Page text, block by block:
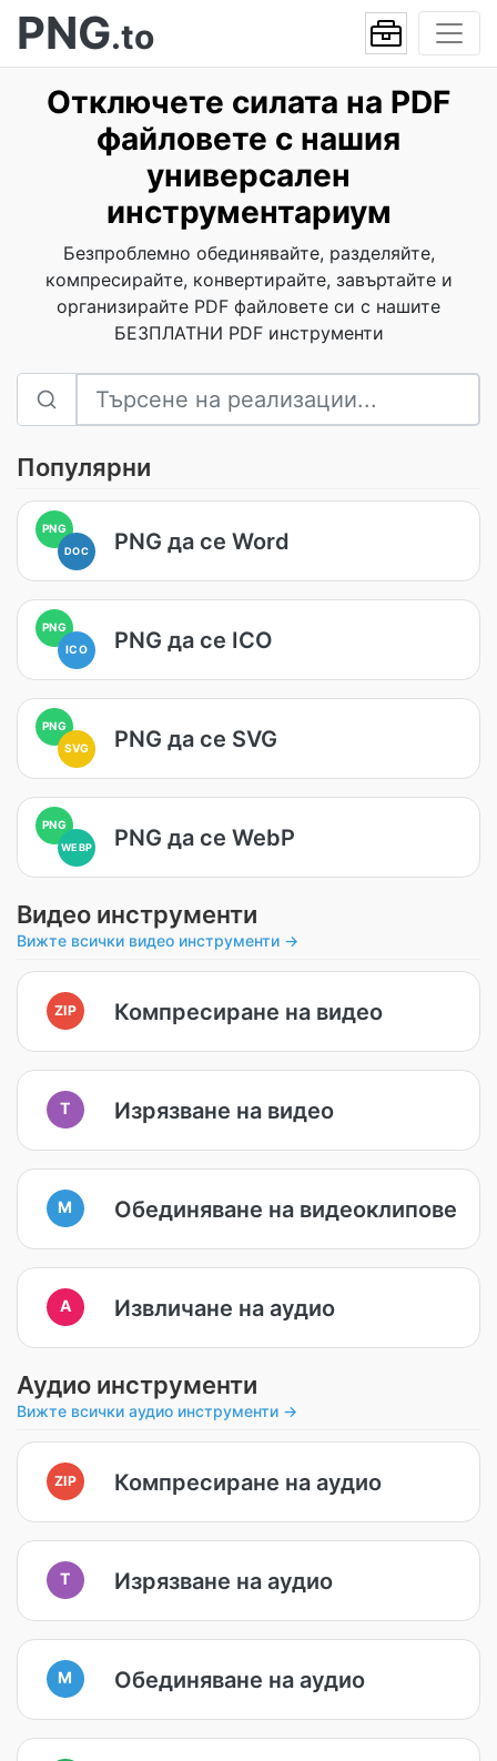
PNG.to
Отключете силата на PDF
файловете с нашия
универсален
инструментариум
Безпроблемно обединявайте, разделяйте,
компресирайте, конвертирайте, завъртайте и
организирайте PDF файловете си с нашите
БЕЗПЛАТНИ PDF инструменти
Популярни
PNG
DOC PNG да се Word
PNG
ICO
PNG да се ICO
PNG
SVG
PNG да се SVG
PNG
WEBP PNG да се WebP
Видео инструменти
Вижте всички видео инструменти →
ZIP Компресиране на видео
T Изрязване на видео
M Обединяване на видеоклипове
A Извличане на аудио
Аудио инструменти
Вижте всички аудио инструменти →
ZIP Компресиране на аудио
T Изрязване на аудио
M Обединяване на аудио